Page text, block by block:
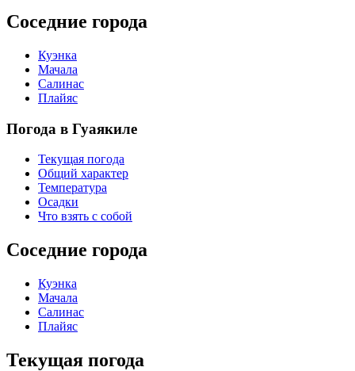
Соседние города
Куэнка
Мачала
Салинас
Плайяс
Погода в Гуаякиле
Текущая погода
Общий характер
Температура
Осадки
Что взять с собой
Соседние города
Куэнка
Мачала
Салинас
Плайяс
Текущая погода